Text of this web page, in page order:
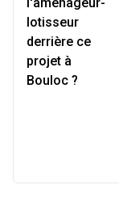
lotisseur
derrière ce
projet à
Bouloc ?